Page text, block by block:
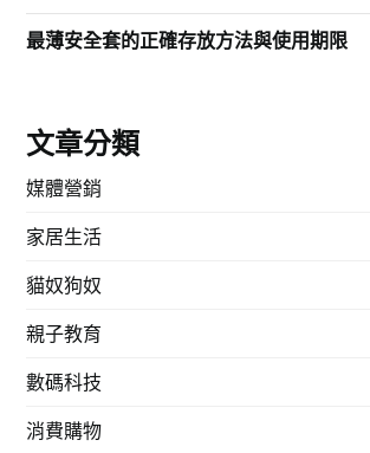
最薄安全套的正確存放方法與使用期限
文章分類
媒體營銷
家居生活
貓奴狗奴
親子教育
數碼科技
消費購物